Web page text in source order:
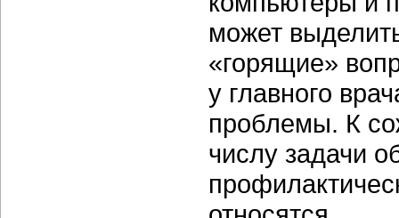
может
«горящие»
у главного
проблемы. К
числу задачи